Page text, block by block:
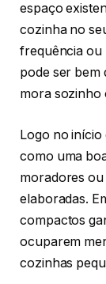
espaço
cozinha no
frequência ou
pode ser bem
mora sozinho
Logo no início
como uma
moradores
elaboradas.
compactos
ocuparem
cozinhas